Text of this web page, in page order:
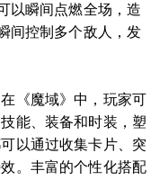
以瞬间点燃全场，造
间控制多个敌人，发
《魔域》中，玩家可
能、装备和时装，塑
以通过收集卡片、突
。丰富的个性化搭配